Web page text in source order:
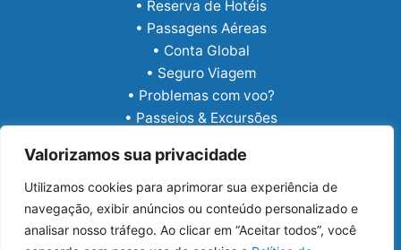
Valorizamos sua privacidade
Utilizamos cookies para aprimorar sua experiência de
navegação, exibir anúncios ou conteúdo personalizado e
analisar nosso tráfego. Ao clicar em “Aceitar todos”, você
• Reserva de Hotéis
• Passagens Aéreas
• Conta Global
• Seguro Viagem
• Problemas com voo?
• Passeios & Excursões